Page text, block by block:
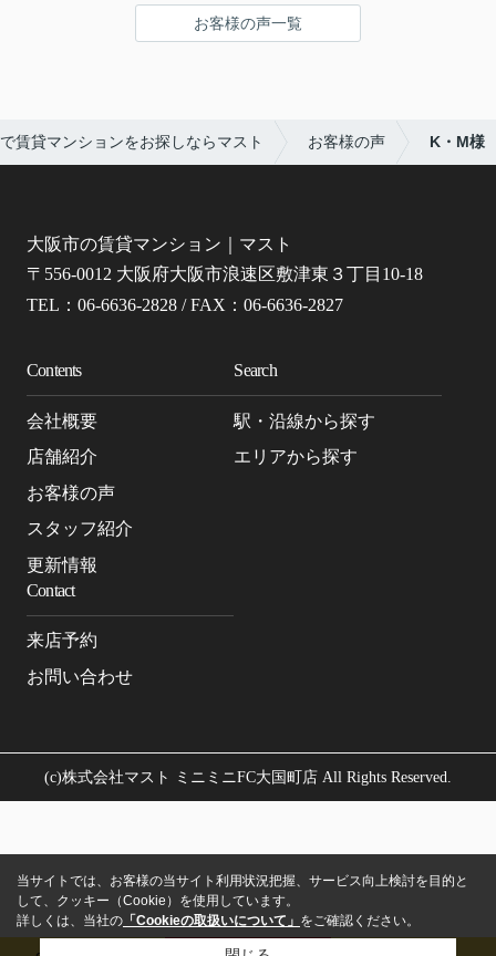
お客様の声一覧
賃貸マンションをお探しならマスト お客様の声 K・M様
大阪市の賃貸マンション｜マスト
〒556-0012 大阪府大阪市浪速区敷津東３丁目10-18
TEL：06-6636-2828 / FAX：06-6636-2827
Contents
会社概要
店舗紹介
お客様の声
スタッフ紹介
更新情報
Search
駅・沿線から探す
エリアから探す
Contact
来店予約
お問い合わせ
(c)株式会社マスト ミニミニFC大国町店 All Rights Reserved.
当サイトでは、お客様の当サイト利用状況把握、サービス向上検討を目的と
して、クッキー（Cookie）を使用しています。
詳しくは、当社の 「Cookieの取扱いについて」 をご確認ください。